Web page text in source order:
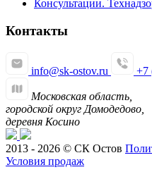
Консультации.
Контакты
info@sk-ostov.ru +7
Московская область,
городской округ Домодедово,
деревня Косино
2013 - 2026 © СК Остов
Условия продаж